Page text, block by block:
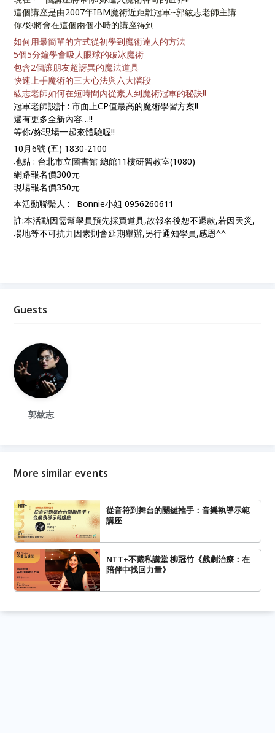
這個講座是由2007年IBM魔術近距離冠軍~郭紘志老師主講
你/妳將會在這個兩個小時的講座得到
如何用最簡單的方式從初學到魔術達人的方法
5個5分鐘學會吸人眼球的破冰魔術
包含2個讓朋友超訝異的魔法道具
快速上手魔術的三大心法與六大階段
紘志老師如何在短時間內從素人到魔術冠軍的秘訣!!
冠軍老師設計 : 市面上CP值最高的魔術學習方案!!
還有更多全新內容…!!
等你/妳現場一起來體驗喔!!
10月6號 (五) 1830-2100
地點 : 台北市立圖書館 總館11樓研習教室(1080)
網路報名價300元
現場報名價350元
本活動聯繫人 : Bonnie小姐 0956260611
註:本活動因需幫學員預先採買道具,故報名後恕不退款,若因天災,
場地等不可抗力因素則會延期舉辦,另行通知學員,感恩^^
Guests
郭紘志
More similar events
從音符到舞台的關鍵推手：音樂執導示範
講座
NTT+不藏私講堂 柳冠竹《戲劇治療：在
陪伴中找回力量》